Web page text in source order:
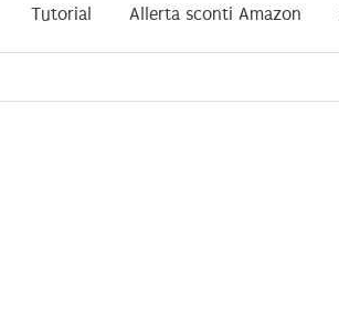
Tutorial Allerta sconti Amazon